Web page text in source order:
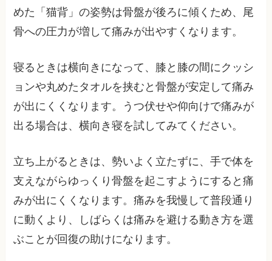
めた「猫背」の姿勢は骨盤が後ろに傾くため、尾
骨への圧力が増して痛みが出やすくなります。
寝るときは横向きになって、膝と膝の間にクッシ
ョンや丸めたタオルを挟むと骨盤が安定して痛み
が出にくくなります。うつ伏せや仰向けで痛みが
出る場合は、横向き寝を試してみてください。
立ち上がるときは、勢いよく立たずに、手で体を
支えながらゆっくり骨盤を起こすようにすると痛
みが出にくくなります。痛みを我慢して普段通り
に動くより、しばらくは痛みを避ける動き方を選
ぶことが回復の助けになります。